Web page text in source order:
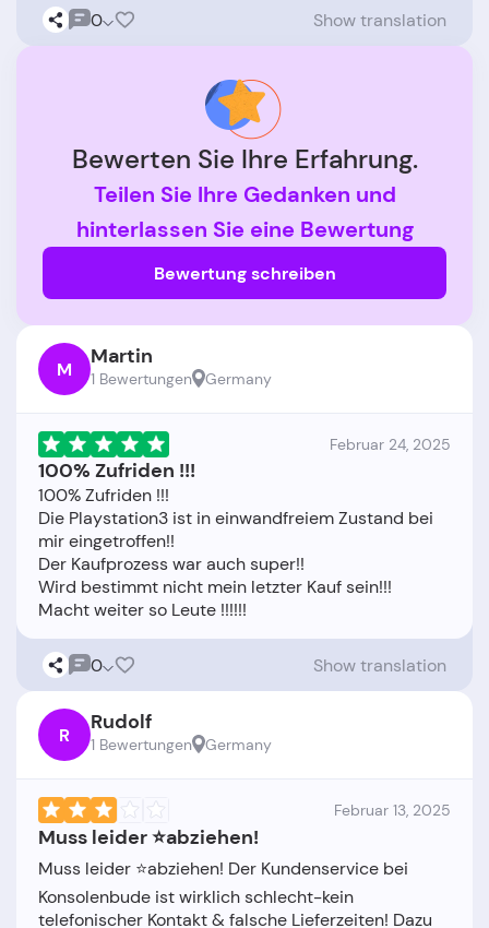
0 Show translation
Bewerten Sie Ihre Erfahrung.
Teilen Sie Ihre Gedanken und
hinterlassen Sie eine Bewertung
Bewertung schreiben
M Martin
1 Bewertungen Germany
Februar 24, 2025
100% Zufriden !!!
100% Zufriden !!!
Die Playstation3 ist in einwandfreiem Zustand bei
mir eingetroffen!!
Der Kaufprozess war auch super!!
Wird bestimmt nicht mein letzter Kauf sein!!!
0 Show translation
R Rudolf
1 Bewertungen Germany
Februar 13, 2025
Muss leider ⭐abziehen!
Muss leider ⭐abziehen! Der Kundenservice bei
Konsolenbude ist wirklich schlecht-kein
telefonischer Kontakt & falsche Lieferzeiten! Dazu